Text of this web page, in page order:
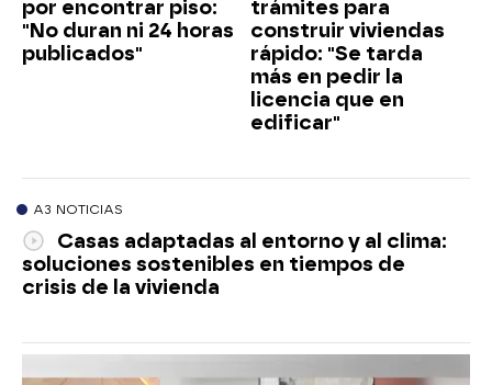
por encontrar piso:
"No duran ni 24 horas
publicados"
trámites para
construir viviendas
rápido: "Se tarda
más en pedir la
licencia que en
edificar"
A3 NOTICIAS
Casas adaptadas al entorno y al clima:
soluciones sostenibles en tiempos de
crisis de la vivienda